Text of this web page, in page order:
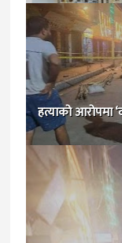
हत्याको आरोपमा